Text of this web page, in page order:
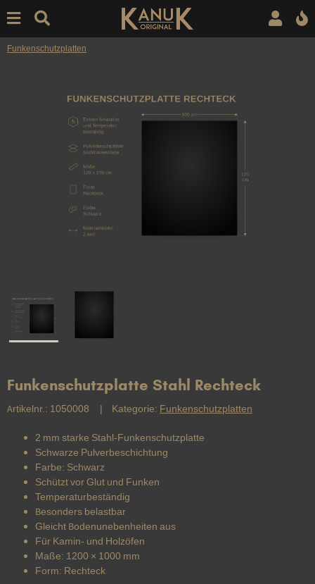
Funkenschutzplatten
Funkenschutzplatte Stahl Rechteck
Artikelnr.: 1050008 Kategorie: Funkenschutzplatten
2 mm starke Stahl-Funkenschutzplatte
Schwarze Pulverbeschichtung
Farbe: Schwarz
Schützt vor Glut und Funken
Temperaturbeständig
Besonders belastbar
Gleicht Bodenunebenheiten aus
Für Kamin- und Holzöfen
Maße: 1200 × 1000 mm
Form: Rechteck